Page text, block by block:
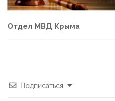
Отдел МВД Крыма
Подписаться